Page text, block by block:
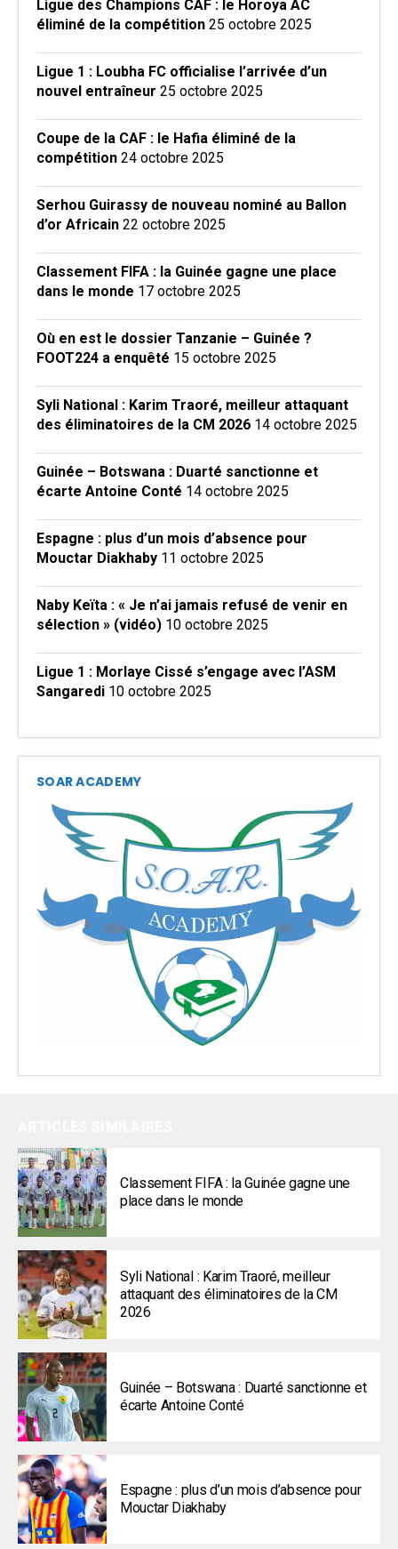
Ligue des Champions CAF : le Horoya AC
éliminé de la compétition 25 octobre 2025
Ligue 1 : Loubha FC officialise l’arrivée d’un
nouvel entraîneur 25 octobre 2025
Coupe de la CAF : le Hafia éliminé de la
compétition 24 octobre 2025
Serhou Guirassy de nouveau nominé au Ballon
d’or Africain 22 octobre 2025
Classement FIFA : la Guinée gagne une place
dans le monde 17 octobre 2025
Où en est le dossier Tanzanie – Guinée ?
FOOT224 a enquêté 15 octobre 2025
Syli National : Karim Traoré, meilleur attaquant
des éliminatoires de la CM 2026 14 octobre 2025
Guinée – Botswana : Duarté sanctionne et
écarte Antoine Conté 14 octobre 2025
Espagne : plus d’un mois d’absence pour
Mouctar Diakhaby 11 octobre 2025
Naby Keïta : « Je n’ai jamais refusé de venir en
sélection » (vidéo) 10 octobre 2025
Ligue 1 : Morlaye Cissé s’engage avec l’ASM
Sangaredi 10 octobre 2025
SOAR ACADEMY
Classement FIFA : la Guinée gagne une
place dans le monde
Syli National : Karim Traoré, meilleur
attaquant des éliminatoires de la CM
2026
Guinée – Botswana : Duarté sanctionne et
écarte Antoine Conté
Espagne : plus d’un mois d’absence pour
Mouctar Diakhaby